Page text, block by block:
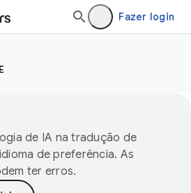
Fazer login
de IA na tradução de
de preferência. As
ter erros.